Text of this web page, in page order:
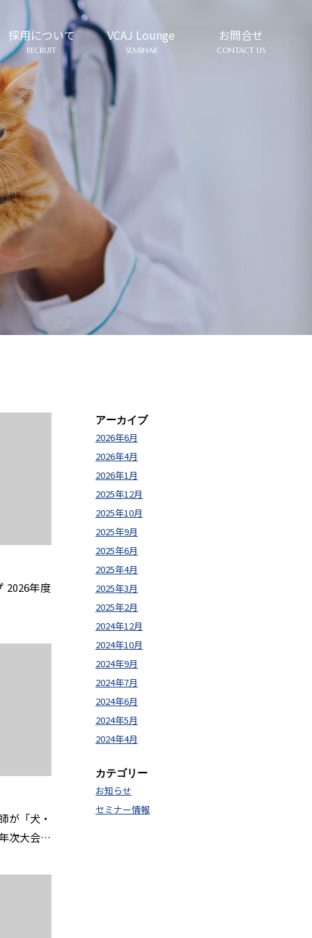
採用について
RECRUIT
VCAJ Lounge
SEMINAR
お問合せ
CONTACT US
アーカイブ
2026年6月
2026年4月
2026年1月
2025年12月
2025年10月
2025年9月
2025年6月
2025年4月
2025年3月
2025年2月
2024年12月
2024年10月
2024年9月
2024年7月
2024年6月
2024年5月
2024年4月
カテゴリー
お知らせ
セミナー情報
2026年度
が「犬・
次大会」